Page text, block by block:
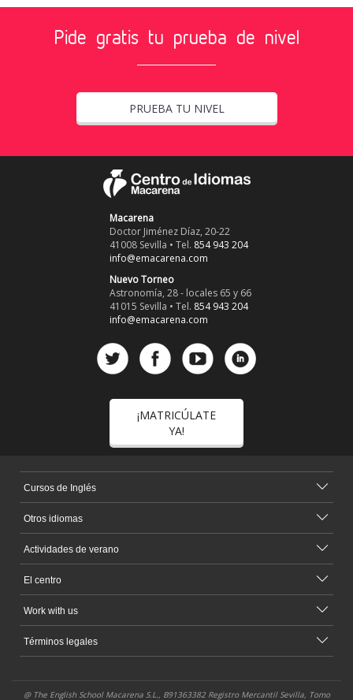
Pide gratis tu prueba de nivel
PRUEBA TU NIVEL
Macarena
Doctor Jiménez Díaz, 20-22
41008 Sevilla • Tel. 854 943 204
info@emacarena.com
Nuevo Torneo
Astronomía, 28 - locales 65 y 66
41015 Sevilla • Tel. 854 943 204
info@emacarena.com
¡MATRICÚLATE
YA!
Cursos de Inglés
Otros idiomas
Actividades de verano
El centro
Work with us
Términos legales
@ The English School Macarena S.L., B91363382 Registro Mercantil Sevilla, Tomo